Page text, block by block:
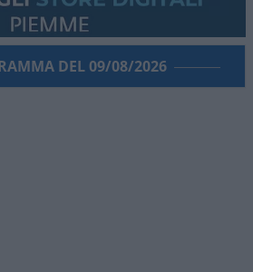
DEL 09/08/2026